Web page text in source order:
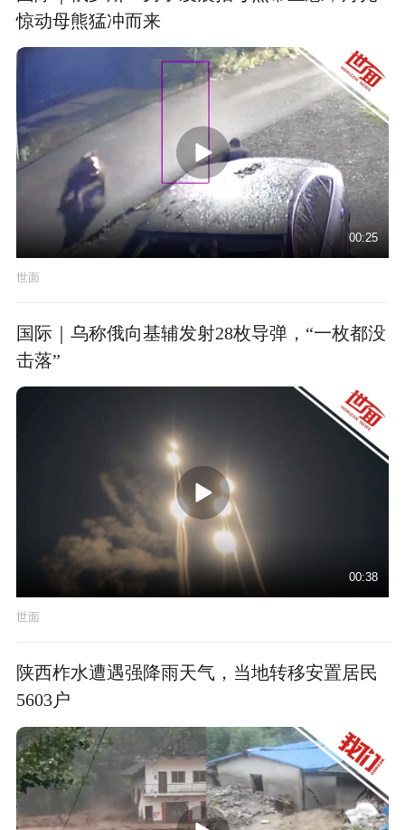
惊动母熊猛冲而来
00:25
世面
国际｜乌称俄向基辅发射28枚导弹，“一枚都没
击落”
00:38
世面
陕西柞水遭遇强降雨天气，当地转移安置居民
5603户